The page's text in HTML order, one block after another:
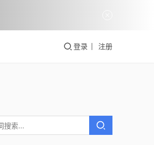
登录 注册